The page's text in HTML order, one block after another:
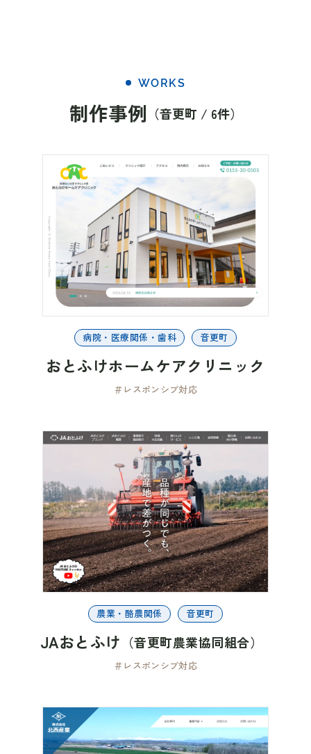
WORKS
制作事例 （音更町 / 6件）
病院・医療関係・歯科 音更町
おとふけホームケアクリニック
＃レスポンシブ対応
農業・酪農関係 音更町
JAおとふけ （音更町農業協同組合）
＃レスポンシブ対応